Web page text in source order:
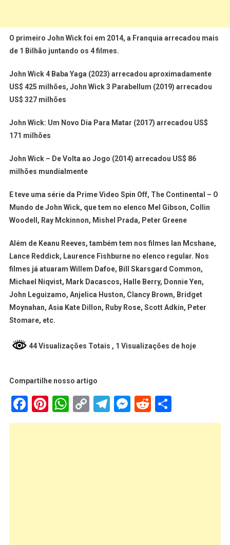
O primeiro John Wick foi em 2014, a Franquia arrecadou mais
de 1 Bilhão juntando os 4 filmes.
John Wick 4 Baba Yaga (2023) arrecadou aproximadamente
US$ 425 milhões, John Wick 3 Parabellum (2019) arrecadou
US$ 327 milhões
John Wick: Um Novo Dia Para Matar (2017) arrecadou US$
171 milhões
John Wick – De Volta ao Jogo (2014) arrecadou US$ 86
milhões mundialmente
E teve uma série da Prime Video Spin Off, The Continental – O
Mundo de John Wick, que tem no elenco Mel Gibson, Collin
Woodell, Ray Mckinnon, Mishel Prada, Peter Greene
Além de Keanu Reeves, também tem nos filmes Ian Mcshane,
Lance Reddick, Laurence Fishburne no elenco regular. Nos
filmes já atuaram Willem Dafoe, Bill Skarsgard Common,
Michael Niqvist, Mark Dacascos, Halle Berry, Donnie Yen,
John Leguizamo, Anjelica Huston, Clancy Brown, Bridget
Moynahan, Asia Kate Dillon, Ruby Rose, Scott Adkin, Peter
Stomare, etc.
44 Visualizações Totais , 1 Visualizações de hoje
Compartilhe nosso artigo
Facebook
Pinterest
WhatsApp
Copy
Link
Telegram
Messenger
Reddit
Share